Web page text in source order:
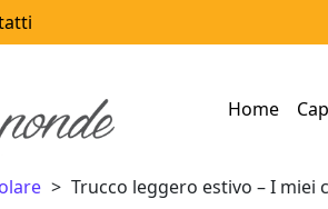
Home
Trucco leggero estivo – I